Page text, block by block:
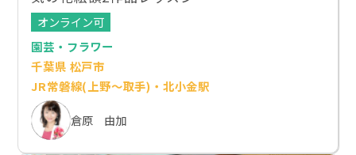
オンライン可
園芸・フラワー
千葉県 松戸市
JR常磐線(上野～取手)・北小金駅
倉原 由加